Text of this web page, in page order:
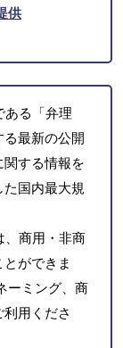
供
ある「弁理
最新の公開
する情報を
国内最大規
、商用・非商
ができま
ーミング、商
用くださ